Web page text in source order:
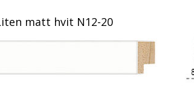
matt hvit N12-20